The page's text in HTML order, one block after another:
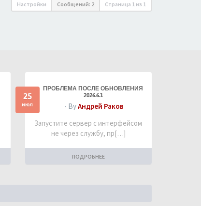
Настройки Сообщений: 2 Страница 1 из 1
25
июл
ПРОБЛЕМА ПОСЛЕ ОБНОВЛЕНИЯ
2026.6.1
- ByАндрей Раков
Запустите сервер с интерфейсом
не через службу, пр[…]
ПОДРОБНЕЕ